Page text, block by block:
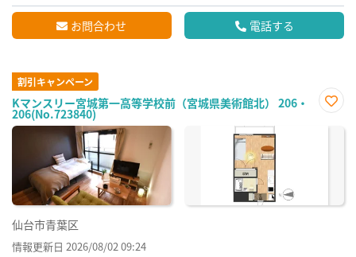
お問合わせ 電話する
割引キャンペーン
Kマンスリー宮城第一高等学校前（宮城県美術館北） 206・
206(No.723840)
に入
仙台市青葉区
情報更新日 2026/08/02 09:24